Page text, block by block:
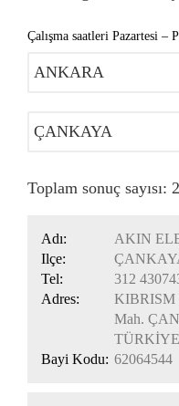
İŞLEMLER
Çalışma saatleri Pazartesi –
Toplam sonuç sayısı:
Adı:
AKIN
Ilçe:
Tel:
312
Adres:
KIBRISM
Mah.
TÜRKİYE
Bayi Kodu: 62064544